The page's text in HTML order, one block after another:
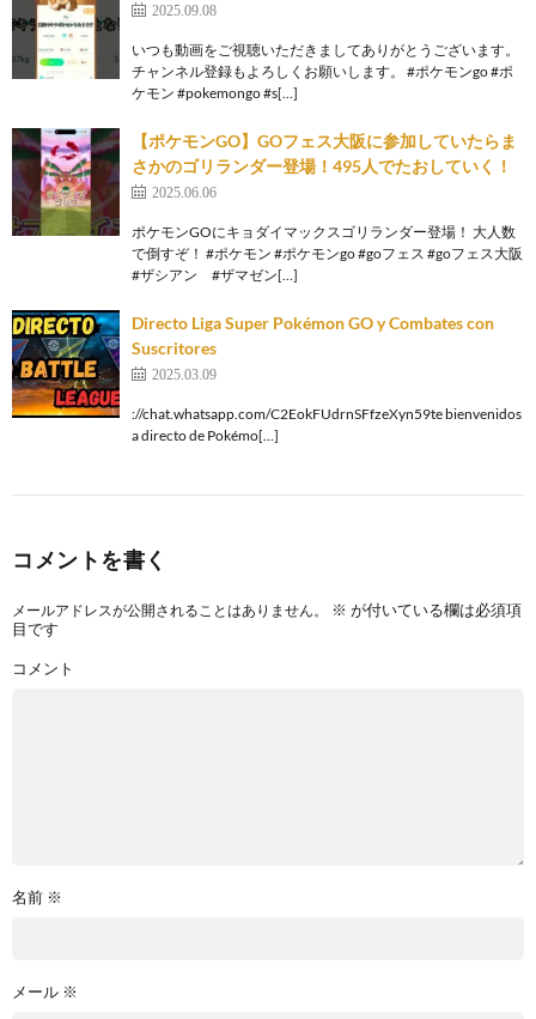
2025.09.08
いつも動画をご視聴いただきましてありがとうございます。
チャンネル登録もよろしくお願いします。 #ポケモンgo #ポ
ケモン #pokemongo #s[…]
【ポケモンGO】GOフェス大阪に参加していたらま
さかのゴリランダー登場！495人でたおしていく！
2025.06.06
ポケモンGOにキョダイマックスゴリランダー登場！ 大人数
で倒すぞ！ #ポケモン #ポケモンgo #goフェス #goフェス大阪
#ザシアン #ザマゼン[…]
Directo Liga Super Pokémon GO y Combates con
Suscritores
2025.03.09
://chat.whatsapp.com/C2EokFUdrnSFfzeXyn59te bienvenidos
a directo de Pokémo[…]
コメントを書く
メールアドレスが公開されることはありません。 ※ が付いている欄は必須項
目です
コメント
名前 ※
メール ※